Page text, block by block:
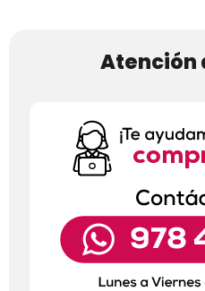
Atención